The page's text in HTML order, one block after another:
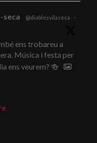
seca @diablesvilaseca
·
ens trobareu a
Música i festa per
ens veurem? 🍻